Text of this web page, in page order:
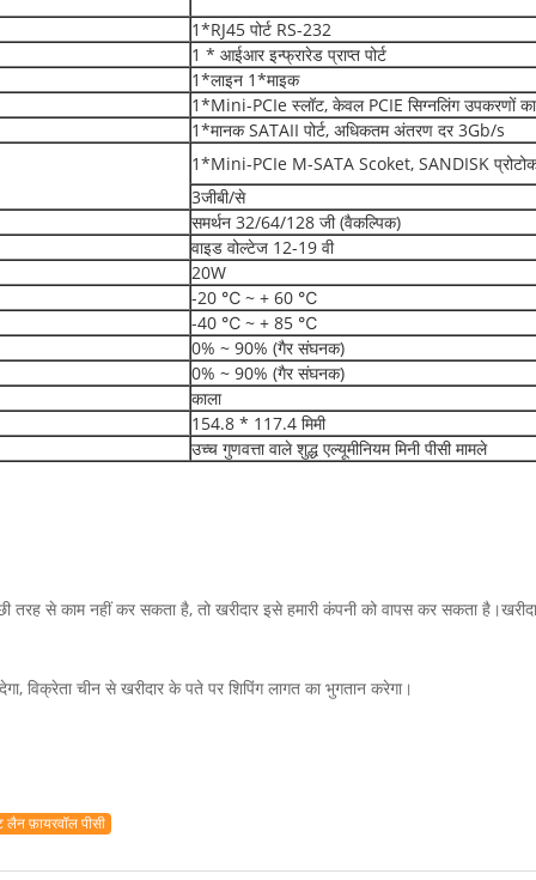
1*RJ45 पोर्ट RS-232
1 * आईआर इन्फ्रारेड प्राप्त पोर्ट
1*लाइन 1*माइक
1*Mini-PCIe स्लॉट, केवल PCIE सिग्नलिंग उपकरणों
1*मानक SATAII पोर्ट, अधिकतम अंतरण दर 3Gb/s
1*Mini-PCIe M-SATA Scoket, SANDISK
3जीबी/से
समर्थन 32/64/128 जी (वैकल्पिक)
वाइड वोल्टेज 12-19 वी
20W
-20 ℃ ~ + 60 ℃
-40 ℃ ~ + 85 ℃
0% ~ 90% (गैर संघनक)
0% ~ 90% (गैर संघनक)
काला
154.8 * 117.4 मिमी
उच्च गुणवत्ता वाले शुद्ध एल्यूमीनियम मिनी पीसी मामले
तरह से काम नहीं कर सकता है, तो खरीदार इसे हमारी कंपनी को वापस कर सकता
विक्रेता चीन से खरीदार के पते पर शिपिंग लागत का भुगतान करेगा।
लैन फ़ायरवॉल पीसी